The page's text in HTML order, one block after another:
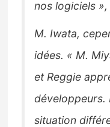
nos logiciels
M. Iwata,
idées. « M.
et Reggie
développeurs.
situation